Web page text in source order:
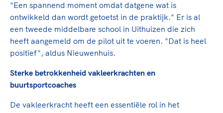
"Een spannend moment omdat datgene wat is
ontwikkeld dan wordt getoetst in de praktijk." Er is al
een tweede middelbare school in Uithuizen die zich
heeft aangemeld om de pilot uit te voeren. "Dat is heel
positief", aldus Nieuwenhuis.
Sterke betrokkenheid vakleerkrachten en
buurtsportcoaches
De vakleerkracht heeft een essentiële rol in het